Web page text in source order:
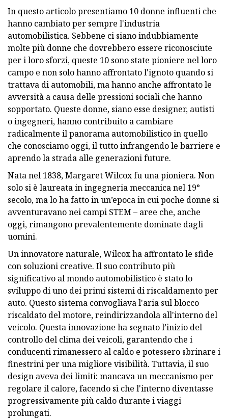
In questo articolo presentiamo 10 donne influenti che
hanno cambiato per sempre l'industria
automobilistica. Sebbene ci siano indubbiamente
molte più donne che dovrebbero essere riconosciute
per i loro sforzi, queste 10 sono state pioniere nel loro
campo e non solo hanno affrontato l'ignoto quando si
trattava di automobili, ma hanno anche affrontato le
avversità a causa delle pressioni sociali che hanno
sopportato. Queste donne, siano esse designer, autisti
o ingegneri, hanno contribuito a cambiare
radicalmente il panorama automobilistico in quello
che conosciamo oggi, il tutto infrangendo le barriere e
aprendo la strada alle generazioni future.
Nata nel 1838, Margaret Wilcox fu una pioniera. Non
solo si è laureata in ingegneria meccanica nel 19°
secolo, ma lo ha fatto in un’epoca in cui poche donne si
avventuravano nei campi STEM – aree che, anche
oggi, rimangono prevalentemente dominate dagli
uomini.
Un innovatore naturale, Wilcox ha affrontato le sfide
con soluzioni creative. Il suo contributo più
significativo al mondo automobilistico è stato lo
sviluppo di uno dei primi sistemi di riscaldamento per
auto. Questo sistema convogliava l'aria sul blocco
riscaldato del motore, reindirizzandola all'interno del
veicolo. Questa innovazione ha segnato l’inizio del
controllo del clima dei veicoli, garantendo che i
conducenti rimanessero al caldo e potessero sbrinare i
finestrini per una migliore visibilità. Tuttavia, il suo
design aveva dei limiti: mancava un meccanismo per
regolare il calore, facendo sì che l'interno diventasse
progressivamente più caldo durante i viaggi
prolungati.